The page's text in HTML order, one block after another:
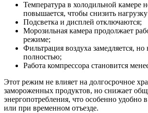
Температура в холодильной камере
повышается, чтобы снизить
Подсветка и дисплей отключаются;
Морозильная камера продолжает
режиме;
Фильтрация воздуха замедляется, но
полностью;
Работа компрессора становится
Этот режим не влияет на долгосрочное
замороженных продуктов, но снижает
энергопотребления, что особенно удобно
или при временном отъезде.